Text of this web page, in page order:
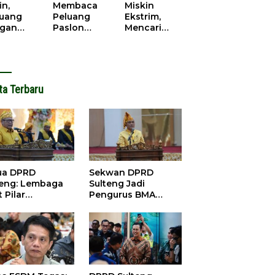
Parigi
Moutong.
Motor
Membaca
Peluang
Paslon
Miskin
Ekstrim,
Mencari
Terbaru
DPRD
Lembaga
Pilar
Sekwan DPRD
Sulteng Jadi
Pengurus BMA
Perkuat Pelestarian
Adat